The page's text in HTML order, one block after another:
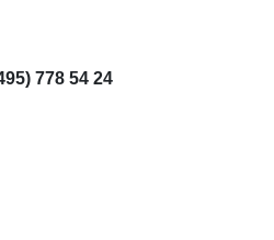
778 54 24